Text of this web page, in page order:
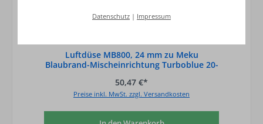
Luftdüse MB800, 24 mm zu Meku
Blaubrand-Mischeinrichtung Turboblue 20-
50,47 €*
Preise inkl. MwSt. zzgl. Versandkosten
Datenschutz | Impressum